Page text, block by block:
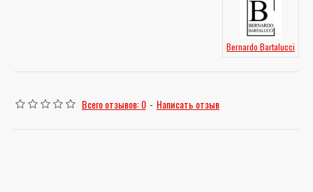
Bernardo Bartalucci
Всего отзывов: 0 - Написать отзыв